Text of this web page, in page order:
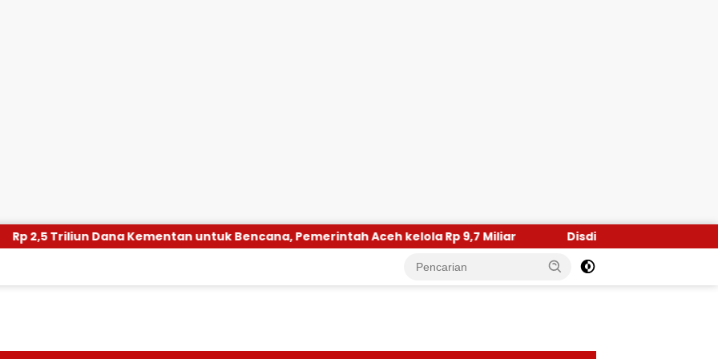
Kementan untuk Bencana, Pemerintah Aceh kelola Rp 9,7 Miliar Disdik Dayah Aceh Utara Pelajari Program